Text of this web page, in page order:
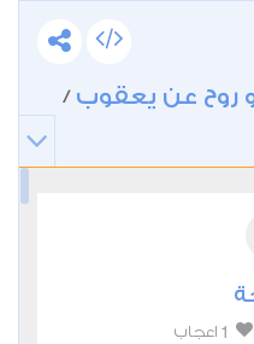
روح عن يعقوب /
1 اعجاب